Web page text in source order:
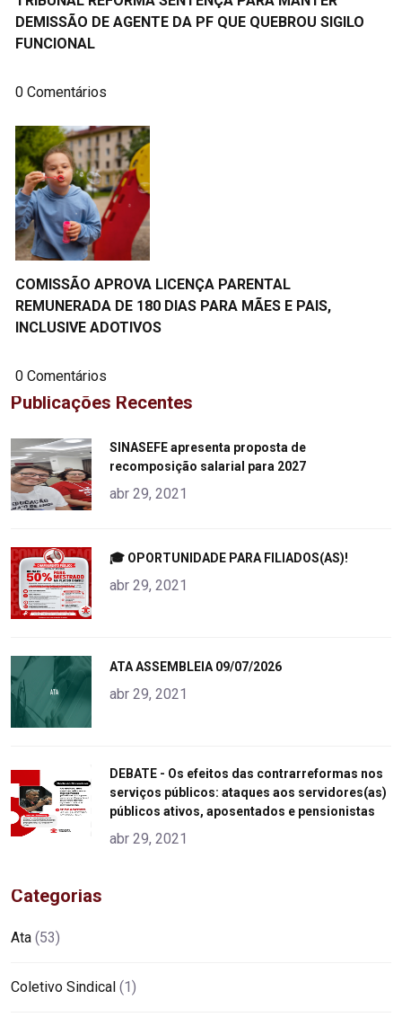
DEMISSÃO DE AGENTE DA PF QUE QUEBROU SIGILO
FUNCIONAL
0 Comentários
COMISSÃO APROVA LICENÇA PARENTAL
REMUNERADA DE 180 DIAS PARA MÃES E PAIS,
INCLUSIVE ADOTIVOS
0 Comentários
Publicações Recentes
alt="product">
SINASEFE apresenta proposta de
recomposição salarial para 2027
abr 29, 2021
alt="product">
🎓 OPORTUNIDADE PARA FILIADOS(AS)!
abr 29, 2021
alt="product">
ATA ASSEMBLEIA 09/07/2026
abr 29, 2021
alt="product">
DEBATE - Os efeitos das contrarreformas nos
serviços públicos: ataques aos servidores(as)
públicos ativos, aposentados e pensionistas
abr 29, 2021
Categorias
Ata (53)
Coletivo Sindical (1)